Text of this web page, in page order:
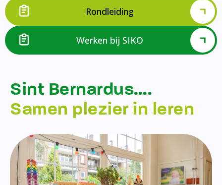
Rondleiding
Werken bij SIKO
Sint Bernardus….
Samen plezier in leren